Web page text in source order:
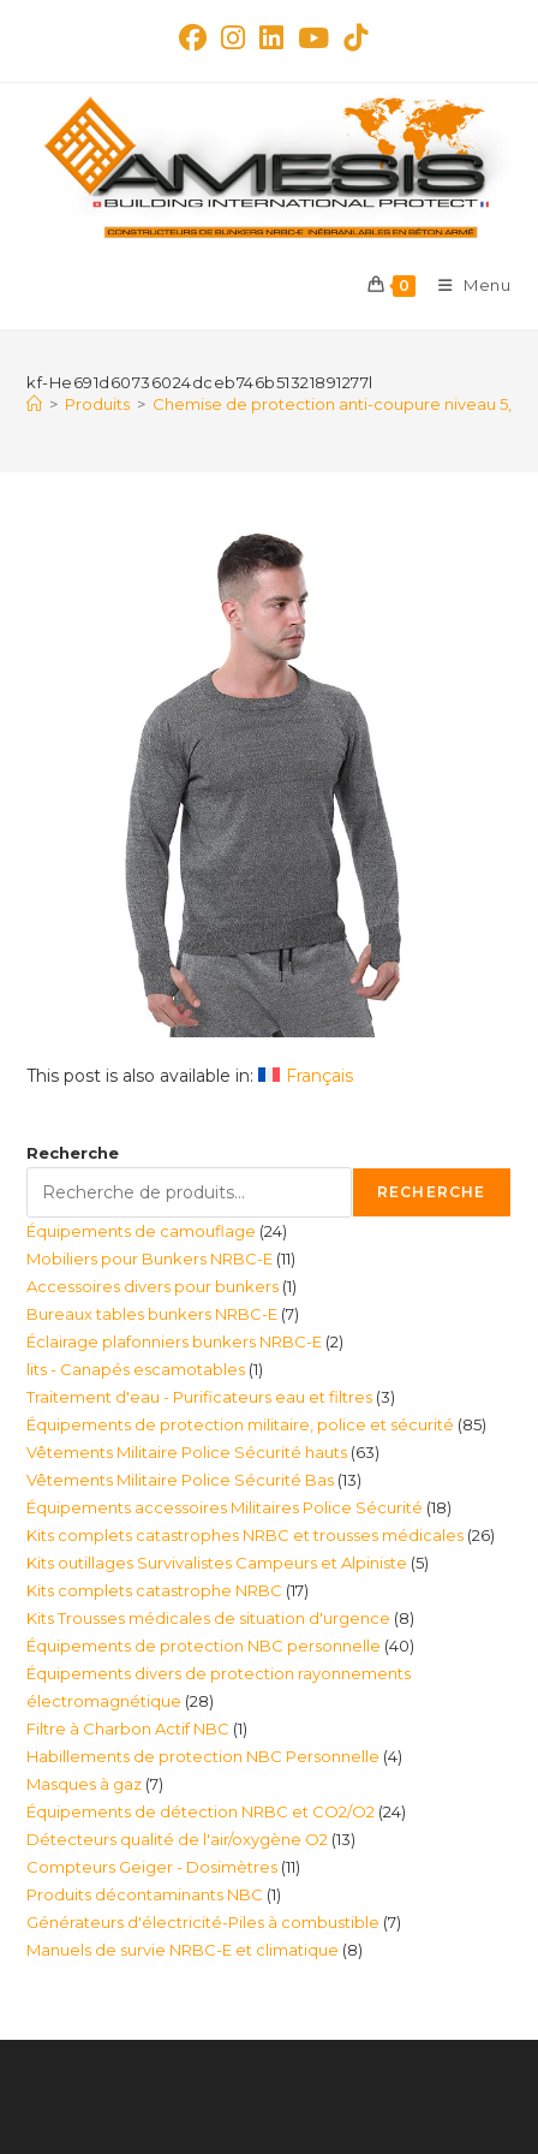
0 Menu
kf-He691d60736024dceb746b51321891277l
> Produits > Chemise de protection anti-coupure niveau 5,
This post is also available in: Français
Recherche
RECHERCHE
Équipements de camouflage 2424
produits
Mobiliers pour Bunkers NRBC-E 1111
produits
Accessoires divers pour bunkers 11
produit
Bureaux tables bunkers NRBC-E 77
produits
Éclairage plafonniers bunkers NRBC-E 22
lits - Canapés escamotables 11
produit
Traitement d'eau - Purificateurs eau et filtres 33
produits
Équipements de protection militaire, police et sécurité 8585
Vêtements Militaire Police Sécurité hauts 6363
Vêtements Militaire Police Sécurité Bas 1313
produits
Équipements accessoires Militaires Police Sécurité 1818
produits
Kits complets catastrophes NRBC et trousses médicales 2626
Kits outillages Survivalistes Campeurs et Alpiniste 55
Kits complets catastrophe NRBC 1717
produits
Kits Trousses médicales de situation d'urgence 88
produits
Équipements de protection NBC personnelle 4040
produits
Équipements divers de protection rayonnements
électromagnétique 2828
produits
Filtre à Charbon Actif NBC 11
produit
Habillements de protection NBC Personnelle 44
Masques à gaz 77
produits
Équipements de détection NRBC et CO2/O2 2424
Détecteurs qualité de l'air/oxygène O2 1313
Compteurs Geiger - Dosimètres 1111
Produits décontaminants NBC 11
produit
Générateurs d'électricité-Piles à combustible 77
Manuels de survie NRBC-E et climatique 88